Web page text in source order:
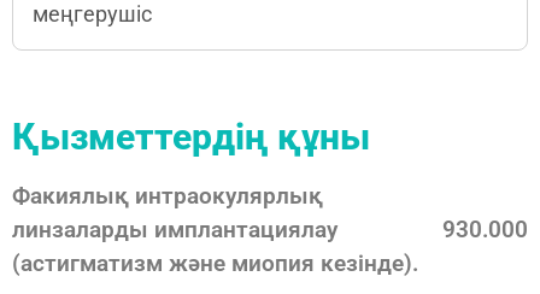
меңгерушіс
Қызметтердің құны
Факиялық интраокулярлық
линзаларды имплантациялау
(астигматизм және миопия кезінде).
930.000